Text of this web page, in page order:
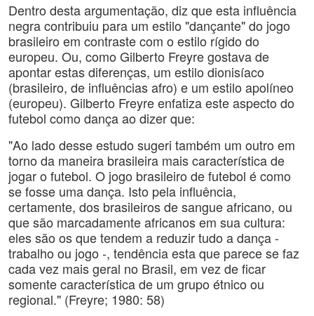
Dentro desta argumentação, diz que esta influência
negra contribuiu para um estilo "dançante" do jogo
brasileiro em contraste com o estilo rígido do
europeu. Ou, como Gilberto Freyre gostava de
apontar estas diferenças, um estilo dionisíaco
(brasileiro, de influências afro) e um estilo apolíneo
(europeu). Gilberto Freyre enfatiza este aspecto do
futebol como dança ao dizer que:
"Ao lado desse estudo sugeri também um outro em
torno da maneira brasileira mais característica de
jogar o futebol. O jogo brasileiro de futebol é como
se fosse uma dança. Isto pela influência,
certamente, dos brasileiros de sangue africano, ou
que são marcadamente africanos em sua cultura:
eles são os que tendem a reduzir tudo a dança -
trabalho ou jogo -, tendência esta que parece se faz
cada vez mais geral no Brasil, em vez de ficar
somente característica de um grupo étnico ou
regional." (Freyre; 1980: 58)